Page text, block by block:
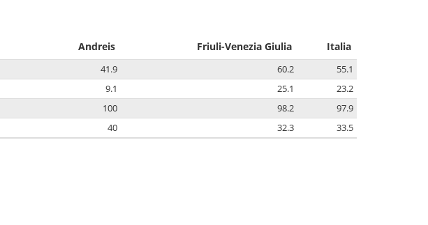
Andreis Friuli-Venezia Giulia Italia
41.9 60.2
55.1
9.1 25.1
23.2
100 98.2
97.9
40 32.3 33.5